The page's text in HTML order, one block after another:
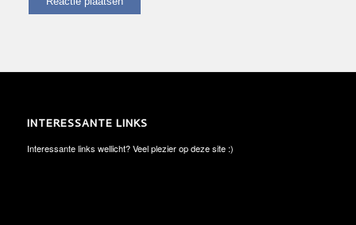
INTERESSANTE LINKS
Interessante links wellicht? Veel plezier op deze site :)